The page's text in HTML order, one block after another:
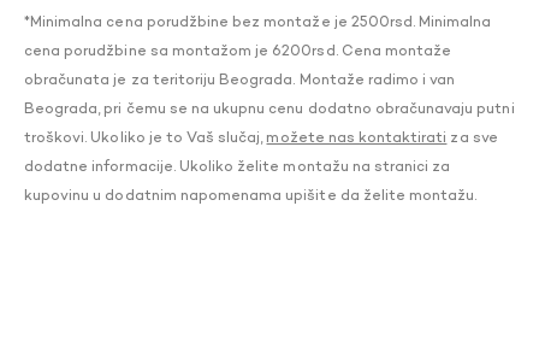
*Minimalna cena porudžbine bez montaže je 2500rsd. Minimalna
cena porudžbine sa montažom je 6200rsd. Cena montaže
obračunata je za teritoriju Beograda. Montaže radimo i van
Beograda, pri čemu se na ukupnu cenu dodatno obračunavaju putni
troškovi. Ukoliko je to Vaš slučaj, možete nas kontaktirati za sve
dodatne informacije. Ukoliko želite montažu na stranici za
kupovinu u dodatnim napomenama upišite da želite montažu.